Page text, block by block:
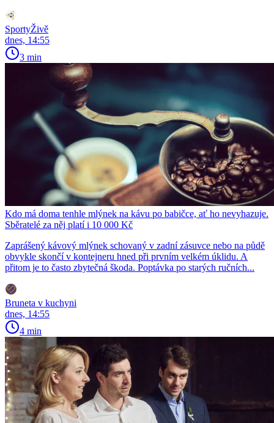
SportyŽivě
dnes, 14:55
3 min
Kdo má doma tenhle mlýnek na kávu po babičce, ať ho nevyhazuje.
Sběratelé za něj platí i 10 000 Kč
Zaprášený kávový mlýnek schovaný v zadní zásuvce nebo na půdě
obvykle skončí v kontejneru hned při prvním velkém úklidu. A
přitom je to často zbytečná škoda. Poptávka po starých ručních...
Bruneta v kuchyni
dnes, 14:55
4 min